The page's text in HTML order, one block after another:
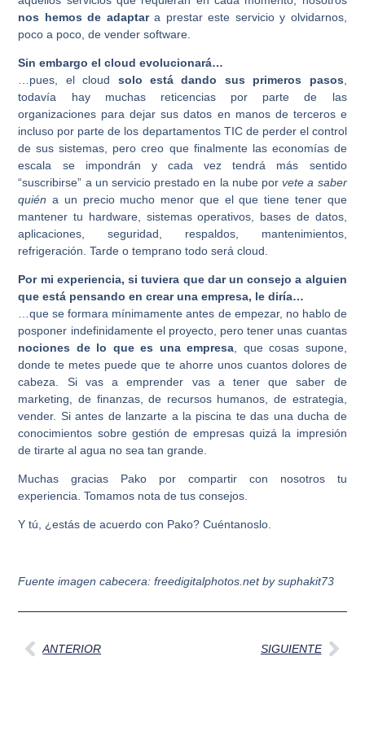
nos hemos de adaptara prestar este servicio y olvidarnos,
poco a poco, de vender software.
Sin embargo el cloud evolucionará…
…pues, el cloud solo está dando sus primeros pasos,
todavía hay muchas reticencias por parte de las
organizaciones para dejar sus datos en manos de terceros e
incluso por parte de los departamentos TIC de perder el control
de sus sistemas, pero creo que finalmente las economías de
escala se impondrán y cada vez tendrá más sentido
“suscribirse” a un servicio prestado en la nube porvete a saber
quién a un precio mucho menor que el que tiene tener que
mantener tu hardware, sistemas operativos, bases de datos,
aplicaciones, seguridad, respaldos, mantenimientos,
refrigeración. Tarde o temprano todo será cloud.
Por mi experiencia, si tuviera que dar un consejo a alguien
que está pensando en crear una empresa, le diría…
…que se formara mínimamente antes de empezar, no hablo de
posponer indefinidamente el proyecto, pero tener unas cuantas
nociones de lo que es una empresa, que cosas supone,
donde te metes puede que te ahorre unos cuantos dolores de
cabeza. Si vas a emprender vas a tener que saber de
marketing, de finanzas, de recursos humanos, de estrategia,
vender. Si antes de lanzarte a la piscina te das una ducha de
conocimientos sobre gestión de empresas quizá la impresión
de tirarte al agua no sea tan grande.
Muchas gracias Pako por compartir con nosotros tu
experiencia. Tomamos nota de tus consejos.
Y tú, ¿estás de acuerdo con Pako? Cuéntanoslo.
Fuente imagen cabecera: freedigitalphotos.net by suphakit73
Ant
ANTERIOR SIGUIENTE